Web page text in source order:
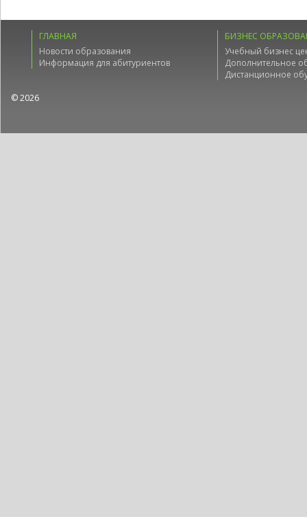
ГЛАВНАЯ
Новости образования
Информация для абитуриентов
БИЗНЕС
Учебный бизнес
Дополнительное
Дистанционное
© 2026